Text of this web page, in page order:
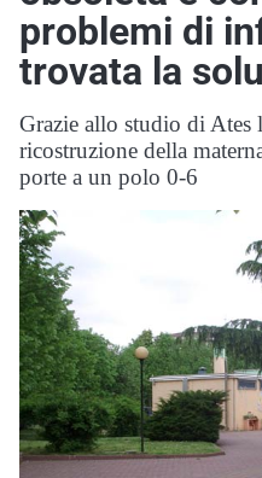
problemi di
trovata la
Grazie allo studio di Ates
ricostruzione della
porte a un polo 0-6